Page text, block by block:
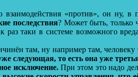
взаимодействия «против», он ну, в
последствия? Может быть, только
раз таки в системе возможного
там, ну например там, человеку
следующая, то есть она уже
исключение.При этом это надо